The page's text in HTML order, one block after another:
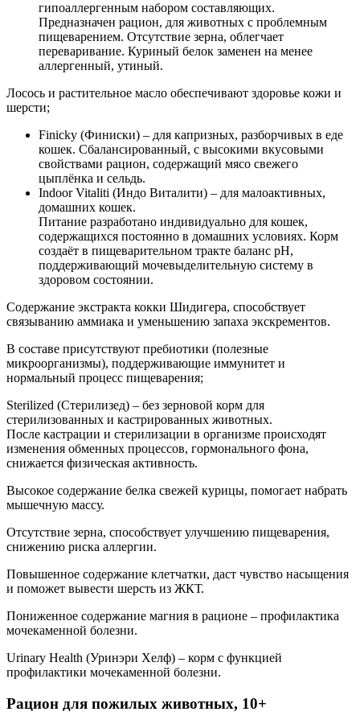
гипоаллергенным набором составляющих.
Предназначен рацион, для животных с проблемным
пищеварением. Отсутствие зерна, облегчает
переваривание. Куриный белок заменен на менее
аллергенный, утиный.
Лосось и растительное масло обеспечивают здоровье кожи и
шерсти;
Finicky (Финиски) – для капризных, разборчивых в еде
кошек. Сбалансированный, с высокими вкусовыми
свойствами рацион, содержащий мясо свежего
цыплёнка и сельдь.
Indoor Vitaliti (Индо Виталити) – для малоактивных,
домашних кошек.
Питание разработано индивидуально для кошек,
содержащихся постоянно в домашних условиях. Корм
создаёт в пищеварительном тракте баланс pH,
поддерживающий мочевыделительную систему в
здоровом состоянии.
Содержание экстракта кокки Шидигера, способствует
связыванию аммиака и уменьшению запаха экскрементов.
В составе присутствуют пребиотики (полезные
микроорганизмы), поддерживающие иммунитет и
нормальный процесс пищеварения;
Sterilized (Стерилизед) – без зерновой корм для
стерилизованных и кастрированных животных.
После кастрации и стерилизации в организме происходят
изменения обменных процессов, гормонального фона,
снижается физическая активность.
Высокое содержание белка свежей курицы, помогает набрать
мышечную массу.
Отсутствие зерна, способствует улучшению пищеварения,
снижению риска аллергии.
Повышенное содержание клетчатки, даст чувство насыщения
и поможет вывести шерсть из ЖКТ.
Пониженное содержание магния в рационе – профилактика
мочекаменной болезни.
Urinary Health (Уринэри Хелф) – корм с функцией
профилактики мочекаменной болезни.
Рацион для пожилых животных, 10+